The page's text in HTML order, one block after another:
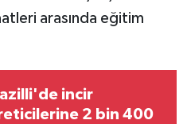
arasında eğitim
incir
2 bin 400